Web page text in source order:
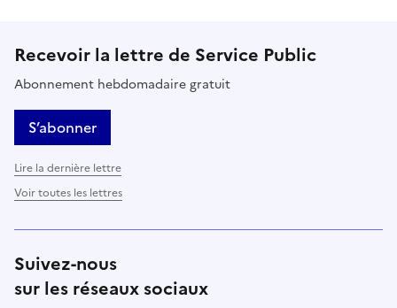
Recevoir la lettre de Service Public
Abonnement hebdomadaire gratuit
S’abonner
Lire la dernière lettre
Voir toutes les lettres
Suivez-nous
sur les réseaux sociaux